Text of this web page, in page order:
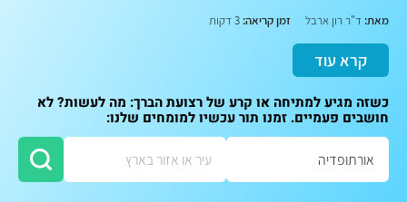
מאת: ד"ר רון ארבל זמן קריאה:
קרא עוד
כשזה מגיע למתיחה או קרע של רצועת הברך: מה לעשות? לא
חושבים פעמיים. זמנו תור עכשיו למומחים שלנו: